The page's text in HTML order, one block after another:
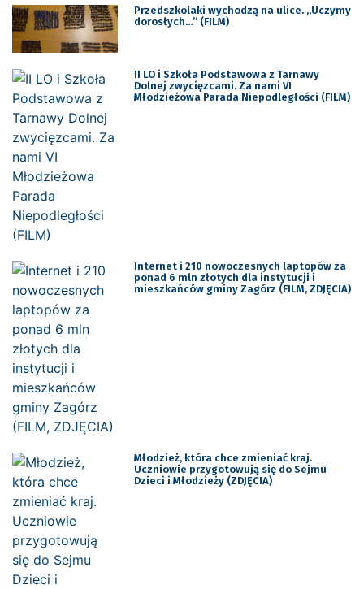
Przedszkolaki wychodzą na ulice. „Uczymy
dorosłych…” (FILM)
II LO i Szkoła Podstawowa z Tarnawy
Dolnej zwycięzcami. Za nami VI
Młodzieżowa Parada Niepodległości (FILM)
Internet i 210 nowoczesnych laptopów za
ponad 6 mln złotych dla instytucji i
mieszkańców gminy Zagórz (FILM, ZDJĘCIA)
Młodzież, która chce zmieniać kraj.
Uczniowie przygotowują się do Sejmu
Dzieci i Młodzieży (ZDJĘCIA)